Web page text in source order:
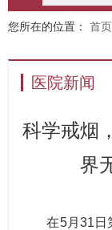
您所在的位置： 首页
医院新闻
科学戒烟
界
在5月31日第